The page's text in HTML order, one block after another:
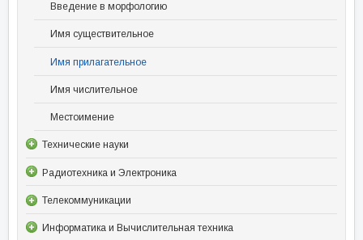
Введение в морфологию
Имя существительное
Имя прилагательное
Имя числительное
Местоимение
Технические науки
Радиотехника и Электроника
Телекоммуникации
Информатика и Вычислительная техника